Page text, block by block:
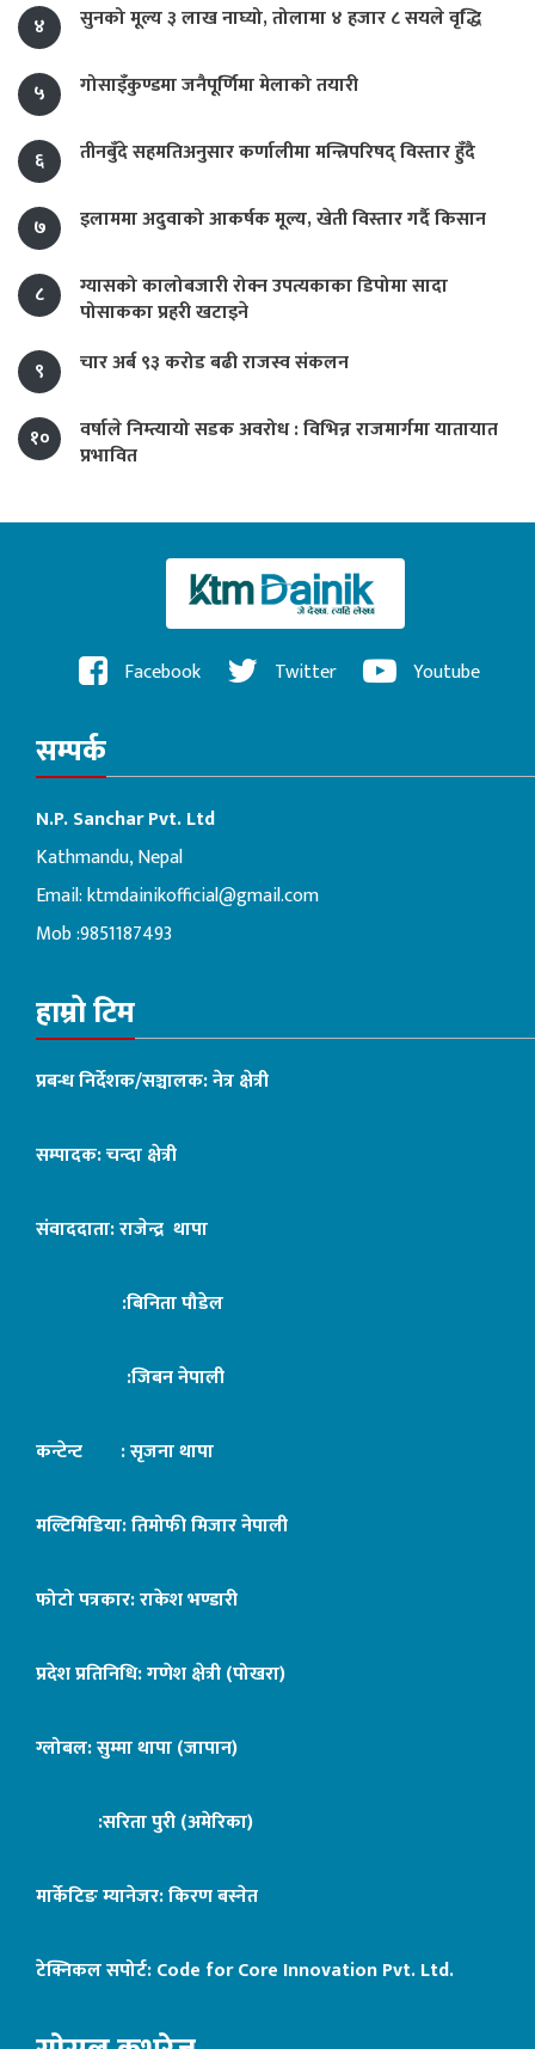
४ सुनको मूल्य ३ लाख नाघ्यो, तोलामा ४ हजार ८ सयले वृद्धि
५ गोसाइँकुण्डमा जनैपूर्णिमा मेलाको तयारी
६ तीनबुँदे सहमतिअनुसार कर्णालीमा मन्त्रिपरिषद् विस्तार हुँदै
७ इलाममा अदुवाको आकर्षक मूल्य, खेती विस्तार गर्दै किसान
८
ग्यासको कालोबजारी रोक्न उपत्यकाका डिपोमा सादा
पोसाकका प्रहरी खटाइने
९
चार अर्ब ९३ करोड बढी राजस्व संकलन
१०
वर्षाले निम्त्यायो सडक अवरोध : विभिन्न राजमार्गमा यातायात
प्रभावित
Facebook Twitter Youtube
सम्पर्क
N.P. Sanchar Pvt. Ltd
Kathmandu, Nepal
Email:ktmdainikofficial@gmail.com
Mob :9851187493
हाम्रो टिम
प्रबन्ध निर्देशक/सञ्चालक: नेत्र क्षेत्री
सम्पादक: चन्दा क्षेत्री
संवाददाता: राजेन्द्र थापा
:बिनिता पौडेल
:जिबन नेपाली
कन्टेन्ट : सृजना थापा
मल्टिमिडिया: तिमोफी मिजार नेपाली
फोटो पत्रकार: राकेश भण्डारी
प्रदेश प्रतिनिधि: गणेश क्षेत्री (पोखरा)
ग्लोबल: सुम्मा थापा (जापान)
:सरिता पुरी (अमेरिका)
मार्केटिङ म्यानेजर: किरण बस्नेत
टेक्निकल सपोर्ट:Code for Core Innovation Pvt. Ltd.